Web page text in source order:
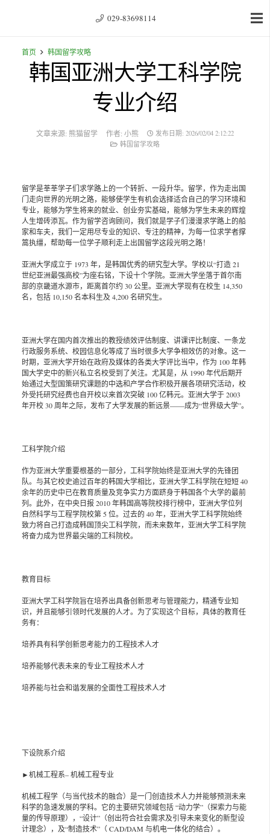
029-83698114
首页 韩国留学攻略
韩国亚洲大学工科学院
专业介绍
文章来源: 熊猫留学 作者: 小熊 发布日期:2026/02/04 2:12:22
韩国留学攻略
留学是莘莘学子们求学路上的一个转折、一段升华。留学，作为走出国
门走向世界的光明之路，能够使学生有机会选择适合自己的学习环境和
专业，能够为学生将来的就业、创业夯实基础，能够为学生未来的辉煌
人生增砖添瓦。作为留学咨询顾问，我们就是学子们漫漫求学路上的船
家和车夫，我们一定用尽专业的知识、专注的精神，为每一位求学者撑
篙执缰，帮助每一位学子顺利走上出国留学这段光明之路！
亚洲大学成立于 1973 年，是韩国优秀的研究型大学。学校以“打造 21
世纪亚洲最强高校”为座右铭，下设十个学院。亚洲大学坐落于首尔南
部的京畿道水源市，距离首尔约 30 公里。亚洲大学现有在校生 14,350
名，包括 10,150 名本科生及 4,200 名研究生。
亚洲大学在国内首次推出的教授绩效评估制度、讲课评比制度、一条龙
行政服务系统、校园信息化等成了当时很多大学争相效仿的对象。这一
时期，亚洲大学开始在政府及媒体的各类大学评比当中，作为 100 年韩
国大学史中的新兴私立名校受到了关注。尤其是，从 1990 年代后期开
始通过大型国策研究课题的中选和产学合作积极开展各项研究活动，校
外受托研究经费也自开校以来首次突破 100 亿韩元。亚洲大学于 2003
年开校 30 周年之际，发布了大学发展的新远景——成为“世界级大学”。
工科学院介绍
作为亚洲大学重要根基的一部分，工科学院始终是亚洲大学的先锋团
队。与其它校史逾过百年的韩国大学相比，亚洲大学工科学院在短短 40
余年的历史中已在教育质量及竞争实力方面跻身于韩国各个大学的最前
列。此外，在中央日报 2010 年韩国高等院校排行榜中，亚洲大学位列
自然科学与工程学院校第 5 位。过去的 40 年，亚洲大学工科学院始终
致力将自己打造成韩国顶尖工科学院，而未来数年，亚洲大学工科学院
将奋力成为世界最尖端的工科院校。
教育目标
亚洲大学工科学院旨在培养出具备创新思考与管理能力，精通专业知
识，并且能够引领时代发展的人才。为了实现这个目标，具体的教育任
务有：
培养具有科学创新思考能力的工程技术人才
培养能够代表未来的专业工程技术人才
培养能与社会和谐发展的全面性工程技术人才
下设院系介绍
►机械工程系– 机械工程专业
机械工程学（与当代技术的融合）是一门创造技术人力并能够预测未来
科学的急速发展的学科。它的主要研究领域包括 “动力学”（探索力与能
量的传导原理），“设计”（创出符合社会需求及引导未来变化的新型设
计理念），及“制造技术”（ CAD/DAM 与机电一体化的结合）。